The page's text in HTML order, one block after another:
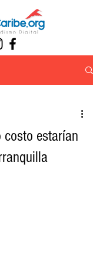
costo estarían